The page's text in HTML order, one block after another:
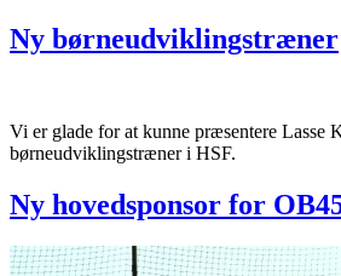
Ny børneudviklingstræner
Vi er glade for at kunne præsentere Lasse
børneudviklingstræner i HSF.
Ny hovedsponsor for